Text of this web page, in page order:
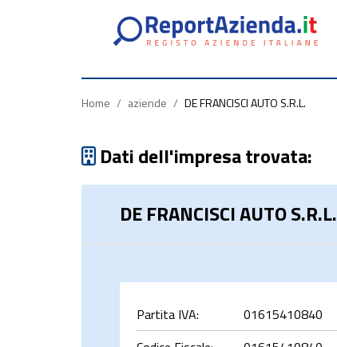
Home / aziende / DE FRANCISCI AUTO S.R.L.
Dati dell'impresa trovata:
DE FRANCISCI AUTO S.R.L.
Partita IVA:
01615410840